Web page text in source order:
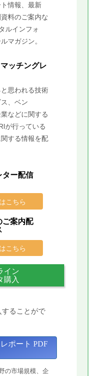
情報、最新
料のご案内な
ルインフォ
マガジン。
ッチングレ
思われる技術
、ベン
などに関する
が行っている
する情報を配
ター配信
こちら
ご案内配
こちら
イン
購入
ることがで
ポート PDF
の市場規模、企